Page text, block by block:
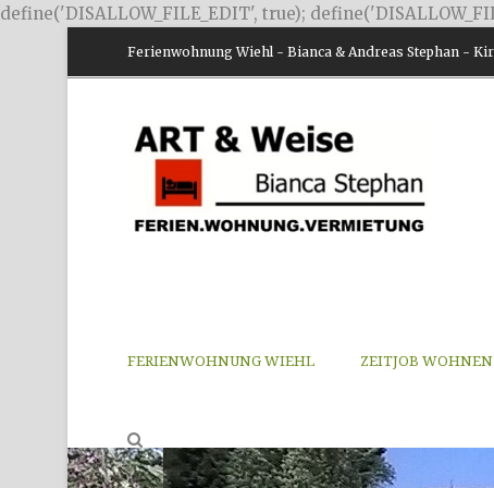
define('DISALLOW_FILE_EDIT', true);
Ferienwohnung Wiehl - Bianca & Andreas Stephan -
FERIENWOHNUNG WIEHL ZEITJOB